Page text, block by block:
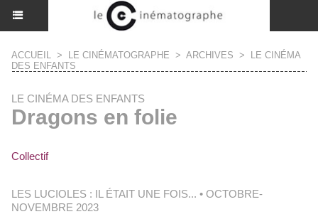
ACCUEIL > LE CINÉMATOGRAPHE > ARCHIVES >
LE CINÉMA
DES ENFANTS
LE CINÉMA DES ENFANTS
Dragons en folie
Collectif
LES LUCIOLES : IL ÉTAIT UNE FOIS... • OCTOBRE-
NOVEMBRE 2023